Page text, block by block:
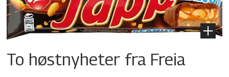
To høstnyheter fra Freia